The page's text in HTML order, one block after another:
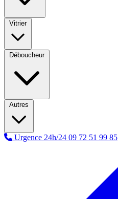
Vitrier
Déboucheur
Autres
Urgence 24h/24 09 72 51 99 85